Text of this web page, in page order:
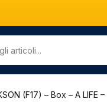
(F17) – Box – A LIFE